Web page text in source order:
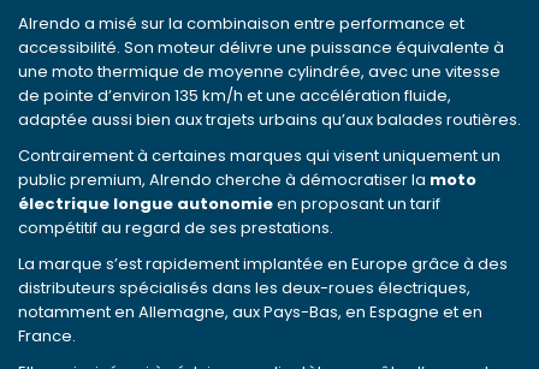
Alrendo a misé sur la combinaison entre performance et
accessibilité. Son moteur délivre une puissance équivalente à
une moto thermique de moyenne cylindrée, avec une vitesse
de pointe d’environ 135 km/h et une accélération fluide,
adaptée aussi bien aux trajets urbains qu’aux balades routières.
Contrairement à certaines marques qui visent uniquement un
public premium, Alrendo cherche à démocratiser la moto
électrique longue autonomieen proposant un tarif
compétitif au regard de ses prestations.
La marque s’est rapidement implantée en Europe grâce à des
distributeurs spécialisés dans les deux-roues électriques,
notamment en Allemagne, aux Pays-Bas, en Espagne et en
France.